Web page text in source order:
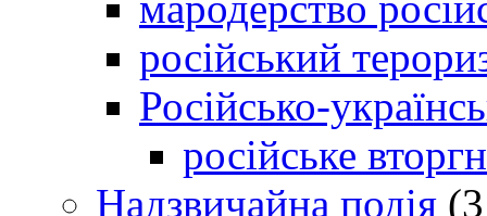
російський
Російсько-
російське
Надзвичайна подія